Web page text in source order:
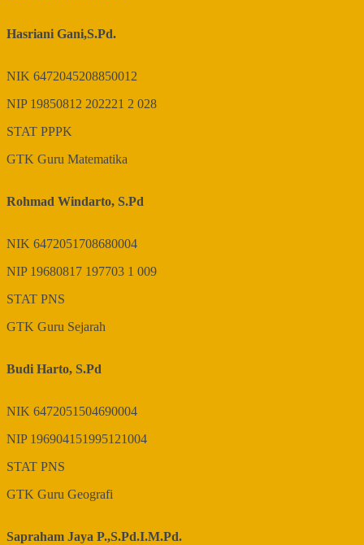
Hasriani Gani,S.Pd.
NIK 6472045208850012
NIP 19850812 202221 2 028
STAT PPPK
GTK Guru Matematika
Rohmad Windarto, S.Pd
NIK 6472051708680004
NIP 19680817 197703 1 009
STAT PNS
GTK Guru Sejarah
Budi Harto, S.Pd
NIK 6472051504690004
NIP 196904151995121004
STAT PNS
GTK Guru Geografi
Sapraham Jaya P.,S.Pd.I.M.Pd.